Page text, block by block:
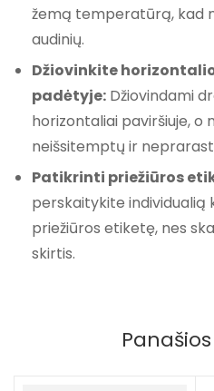
žemą temperatūrą, kad
audinių.
Džiovinkite
padėtyje: Džiovindami
horizontaliai paviršiuje, o
neišsitemptų ir
Patikrinti priežiūros
perskaitykite individualią
priežiūros etiketę, nes
skirtis.